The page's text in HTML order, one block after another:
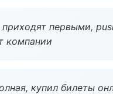
первыми,
компании
купил билеты